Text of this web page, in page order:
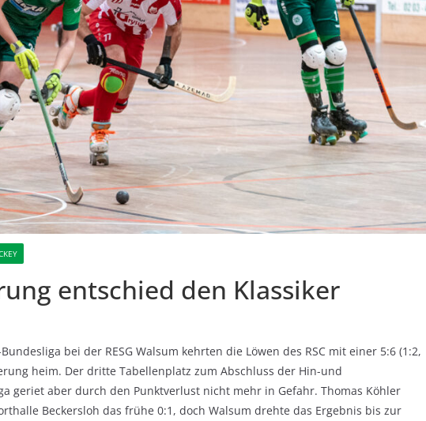
entschied den Klassiker
bei der RESG Walsum kehrten die Löwen des RSC mit einer 5:6 (1:2,
heim. Der dritte Tabellenplatz zum Abschluss der Hin-und
geriet aber durch den Punktverlust nicht mehr in Gefahr. Thomas Köhler
Beckersloh das frühe 0:1, doch Walsum drehte das Ergebnis bis zur